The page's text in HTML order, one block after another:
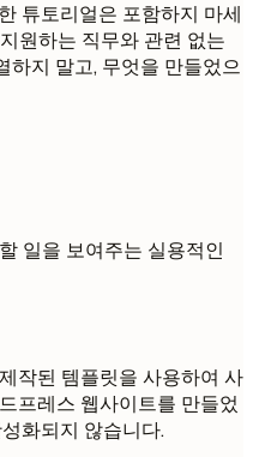
튜토리얼은 포함하지 마세
원하는 직무와 관련 없는
하지 말고, 무엇을 만들었으
일을 보여주는 실용적인
작된 템플릿을 사용하여 사
프레스 웹사이트를 만들었
화되지 않습니다.